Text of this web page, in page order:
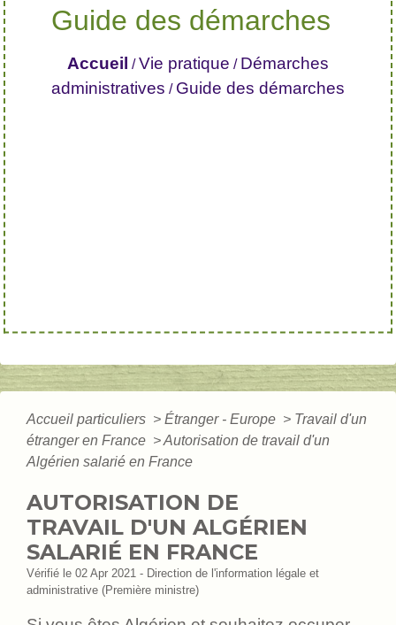
Guide des démarches
Accueil /Vie pratique / Démarches
administratives / Guide des démarches
Accueil particuliers > Étranger - Europe > Travail d'un
étranger en France >Autorisation de travail d'un
Algérien salarié en France
AUTORISATION DE
TRAVAIL D'UN ALGÉRIEN
SALARIÉ EN FRANCE
Vérifié le 02 Apr 2021 - Direction de l'information légale et
administrative (Première ministre)